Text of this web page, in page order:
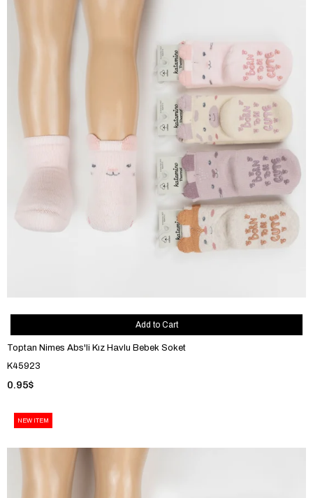
Toptan Nimes Abs'li Kız Havlu Bebek Soket
K45923
0.95$
Add to Cart
NEW ITEM